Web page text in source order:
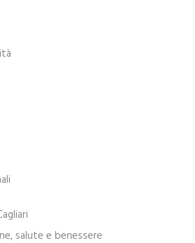
salute e benessere